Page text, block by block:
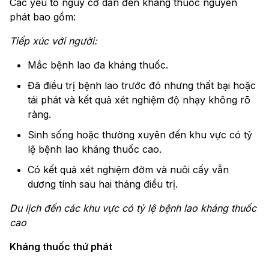
Các yếu tố nguy cơ dẫn đến kháng thuốc nguyên
phát bao gồm:
Tiếp xúc với người:
Mắc bệnh lao đa kháng thuốc.
Đã điều trị bệnh lao trước đó nhưng thất bại hoặc
tái phát và kết quả xét nghiệm độ nhạy không rõ
ràng.
Sinh sống hoặc thường xuyên đến khu vực có tỷ
lệ bệnh lao kháng thuốc cao.
Có kết quả xét nghiệm đờm và nuôi cấy vẫn
dương tính sau hai tháng điều trị.
Du lịch đến các khu vực có tỷ lệ bệnh lao kháng thuốc
cao
Kháng thuốc thứ phát